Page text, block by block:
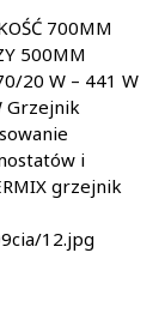
700MM
500MM
20 W – 441 W
Grzejnik
i
grzejnik
12.jpg